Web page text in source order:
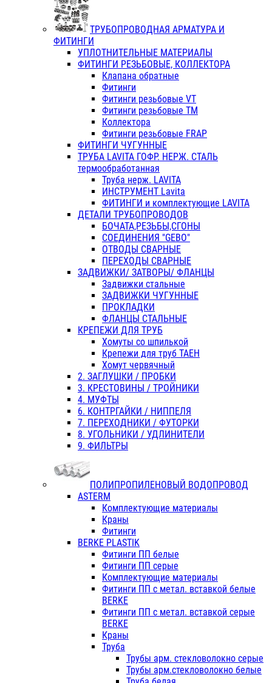
ТРУБОПРОВОДНАЯ АРМАТУРА И
ФИТИНГИ
УПЛОТНИТЕЛЬНЫЕ МАТЕРИАЛЫ
ФИТИНГИ РЕЗЬБОВЫЕ, КОЛЛЕКТОРА
Клапана обратные
Фитинги
Фитинги резьбовые VT
Фитинги резьбовые ТМ
Коллектора
Фитинги резьбовые FRAP
ФИТИНГИ ЧУГУННЫЕ
ТРУБА LAVITA ГОФР. НЕРЖ. СТАЛЬ
термообработанная
Труба нерж. LAVITA
ИНСТРУМЕНТ Lavita
ФИТИНГИ и комплектующие LAVITA
ДЕТАЛИ ТРУБОПРОВОДОВ
БОЧАТА,РЕЗЬБЫ,СГОНЫ
СОЕДИНЕНИЯ "GEBO"
ОТВОДЫ СВАРНЫЕ
ПЕРЕХОДЫ СВАРНЫЕ
ЗАДВИЖКИ/ ЗАТВОРЫ/ ФЛАНЦЫ
Задвижки стальные
ЗАДВИЖКИ ЧУГУННЫЕ
ПРОКЛАДКИ
ФЛАНЦЫ СТАЛЬНЫЕ
КРЕПЕЖИ ДЛЯ ТРУБ
Хомуты со шпилькой
Крепежи для труб ТАЕН
Хомут червячный
2. ЗАГЛУШКИ / ПРОБКИ
3. КРЕСТОВИНЫ / ТРОЙНИКИ
4. МУФТЫ
6. КОНТРГАЙКИ / НИППЕЛЯ
7. ПЕРЕХОДНИКИ / ФУТОРКИ
8. УГОЛЬНИКИ / УДЛИНИТЕЛИ
9. ФИЛЬТРЫ
ПОЛИПРОПИЛЕНОВЫЙ ВОДОПРОВОД
ASTERM
Комплектующие материалы
Краны
Фитинги
BERKE PLASTIK
Фитинги ПП белые
Фитинги ПП серые
Комплектующие материалы
Фитинги ПП с метал. вставкой белые
BERKE
Фитинги ПП с метал. вставкой серые
BERKE
Краны
Труба
Трубы арм. стекловолокно серые
Трубы арм.стекловолокно белые